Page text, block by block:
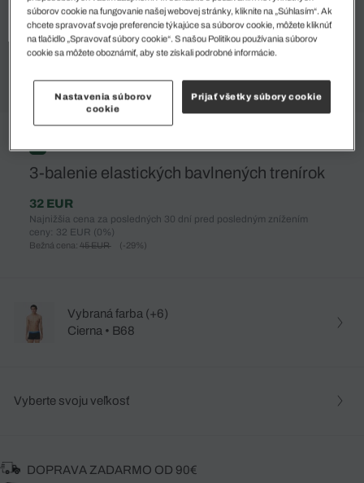
%
3-balenie elastických bavlnených trenírok
32 EUR
Najnižšia cena za posledných 30 dní pred posledným znížením
ceny: 32 EUR (0%)
Bežná cena: 45 EUR (-29%)
Vybraná farba (+6)
Cierna • B68
Vyberte svoju veľkosť
DOPRAVA ZADARMO OD 90€
súborov cookie na fungovanie našej webovej stránky, kliknite na „Súhlasím“. Ak
chcete spravovať svoje preferencie týkajúce sa súborov cookie, môžete kliknúť
na tlačidlo „Spravovať súbory cookie“. S našou Politikou používania súborov
cookie sa môžete oboznámiť, aby ste získali podrobné informácie.
Nastavenia súborov
cookie
Prijať všetky súbory cookie